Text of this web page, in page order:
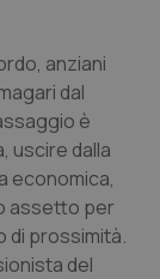
anziani
dal
è
uscire dalla
economica,
assetto per
di prossimità.
del